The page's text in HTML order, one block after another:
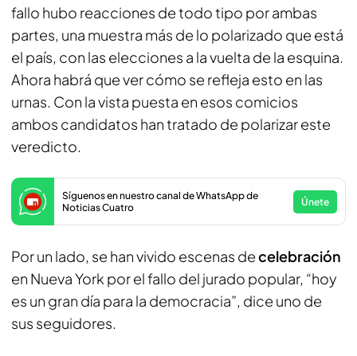
fallo hubo reacciones de todo tipo por ambas
partes, una muestra más de lo polarizado que está
el país, con las elecciones a la vuelta de la esquina.
Ahora habrá que ver cómo se refleja esto en las
urnas. Con la vista puesta en esos comicios
ambos candidatos han tratado de polarizar este
veredicto.
Síguenos en nuestro canal de WhatsApp de
Noticias Cuatro
Únete
Por un lado, se han vivido escenas decelebración
en Nueva York por el fallo del jurado popular, “hoy
es un gran día para la democracia”, dice uno de
sus seguidores.